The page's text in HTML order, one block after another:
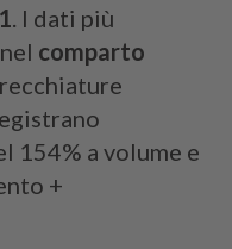
. I dati più
comparto
154% a volume e
+